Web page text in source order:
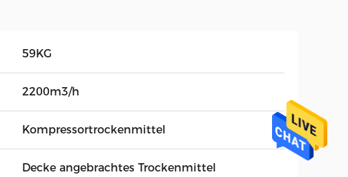
59KG
2200m3/h
Kompressortrockenmittel
Decke angebrachtes Trockenmittel